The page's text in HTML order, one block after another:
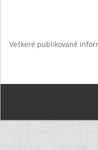
Veškeré publikované